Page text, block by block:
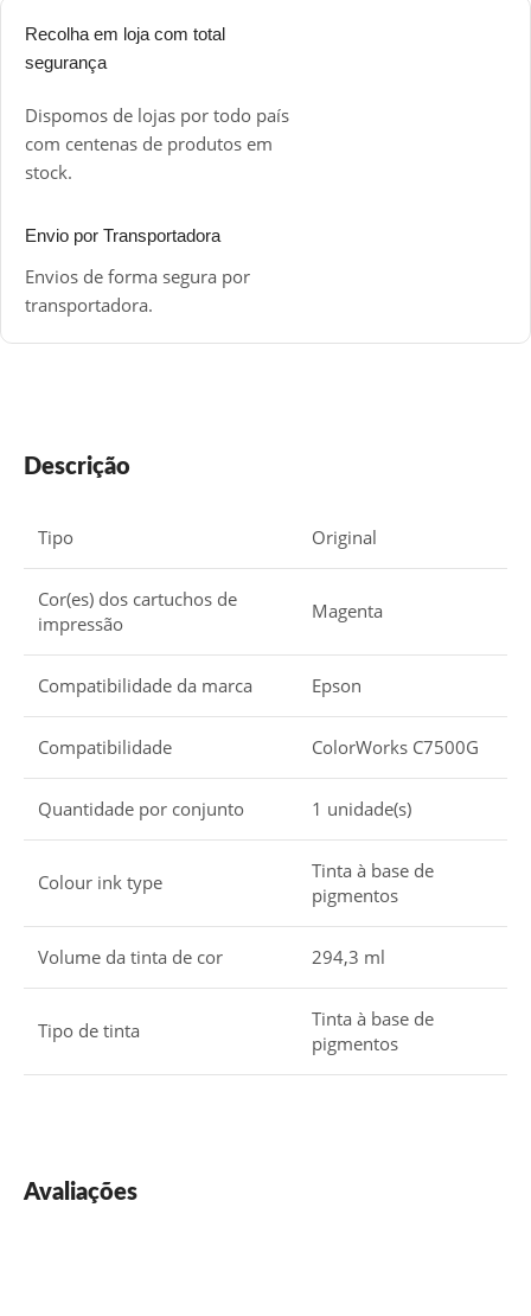
Recolha em loja com total
segurança
Dispomos de lojas por todo país
com centenas de produtos em
stock.
Envio por Transportadora
Envios de forma segura por
transportadora.
Descrição
Tipo Original
Cor(es) dos cartuchos de
impressão
Magenta
Compatibilidade da marca Epson
Compatibilidade ColorWorks C7500G
Quantidade por conjunto 1 unidade(s)
Colour ink type
Tinta à base de
pigmentos
Volume da tinta de cor 294,3 ml
Tipo de tinta
Tinta à base de
pigmentos
Avaliações